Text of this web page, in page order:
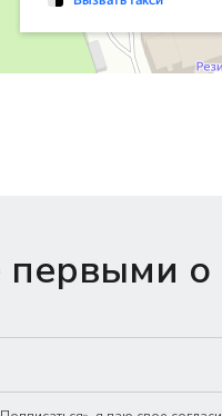
первыми